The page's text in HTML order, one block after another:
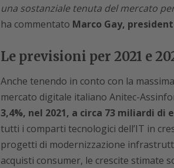
una sostanziale tenuta del mercato
ha commentato Marco Gay,
Le previsioni per 2021 e
Anche tenendo in conto con la
mercato digitale italiano Anitec-
3,4%, nel 2021, a circa 73 miliardi di
tutti i comparti tecnologici dell’IT in
progetti di modernizzazione
acquisti consumer, le crescite stimate